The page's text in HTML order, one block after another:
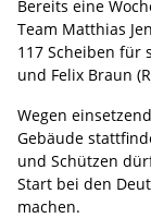
Bereits eine
Team Matthias
117 Scheiben für
und Felix Braun
Wegen
Gebäude
und Schützen
Start bei den
machen.